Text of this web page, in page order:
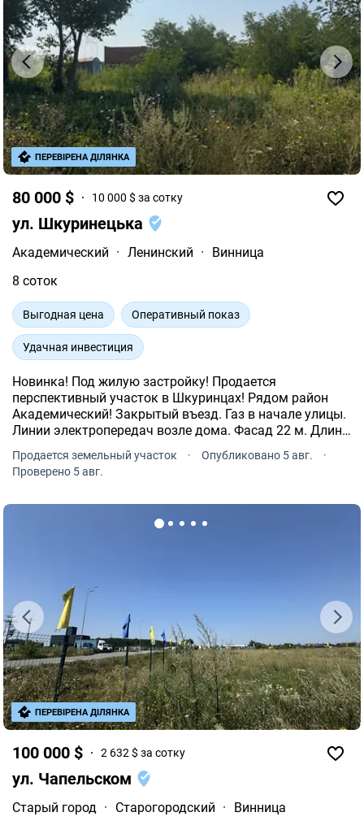
80 000 $ 10 000 $ за сотку
ул. Шкуринецька
Академический · Ленинский ·
Винница
8 соток
Выгодная цена Оперативный показ
Удачная инвестиция
Новинка! Под жилую застройку! Продается
перспективный участок в Шкуринцах! Рядом район
Академический! Закрытый въезд. Газ в начале улицы.
Линии электропередач возле дома. Фасад 22 м. Длина
Продается земельный участок · Опубликовано 5 авг.
·
Проверено 5 авг.
ПЕРЕВІРЕНА ДІЛЯНКА
100 000 $ 2 632 $ за сотку
ул. Чапельском
Старый город · Старогородский ·
Винница
ПЕРЕВІРЕНА ДІЛЯНКА